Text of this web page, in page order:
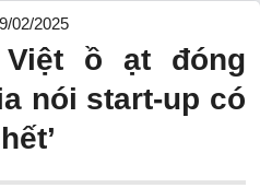
02/2025
ồ ạt đóng
nói start-up có